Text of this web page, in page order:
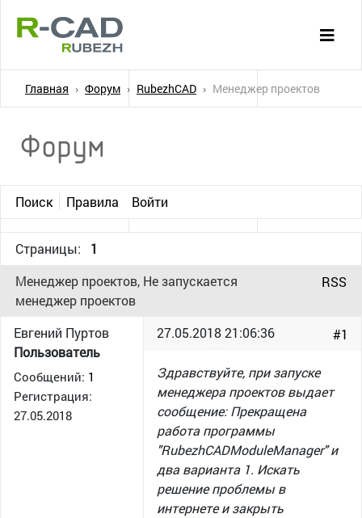
Главная Форум RubezhCAD Менеджер проектов
Форум
Поиск Правила Войти
Страницы:
1
RSS
Менеджер проектов, Не запускается
менеджер проектов
Евгений Пуртов
Пользователь
Сообщений: 1
Регистрация:
27.05.2018
#1
27.05.2018 21:06:36
Здравствуйте, при запуске
менеджера проектов выдает
сообщение: Прекращена
работа программы
"RubezhCADModuleManager" и
два варианта 1. Искать
решение проблемы в
интернете и закрыть